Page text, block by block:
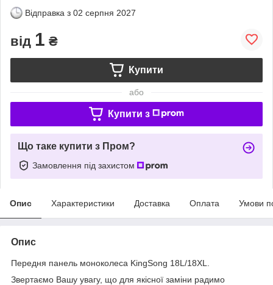
Відправка з 02 серпня 2027
від 1 ₴
Купити
або
Купити з
Що таке купити з Пром?
Замовлення під захистом
Опис Характеристики Доставка Оплата Умови
Опис
Передня панель моноколеса KingSong 18L/18XL.
Звертаємо Вашу увагу, що для якісної заміни радимо